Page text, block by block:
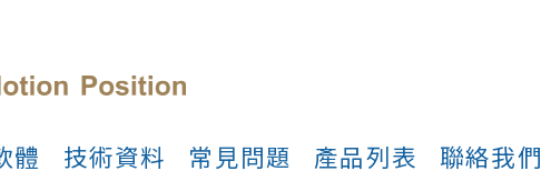
體 技術資料 常見問題 產品列表 聯絡我們